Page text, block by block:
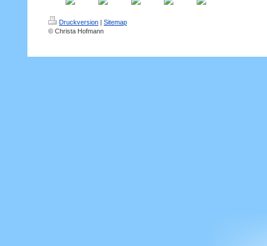
Druckversion | Sitemap
© Christa Hofmann